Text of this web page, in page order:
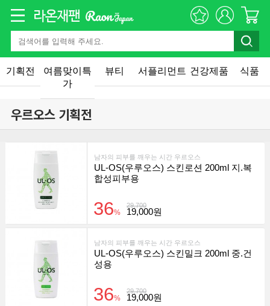
기획전
여름맞이특
가
뷰티 서플리먼트 건강제품 식품
우르오스 기획전
남자의 피부를 깨우는 시간 우르오스
UL-OS(우루오스) 스킨로션 200ml 지.복
합성피부용
29,700
36% 19,000원
남자의 피부를 깨우는 시간 우르오스
UL-OS(우루오스) 스킨밀크 200ml 중.건
성용
29,700
36% 19,000원